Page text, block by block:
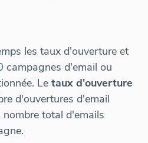
les taux d'ouverture et
campagnes d'email ou
Le taux d'ouverture
d'ouvertures d'email
total d'emails